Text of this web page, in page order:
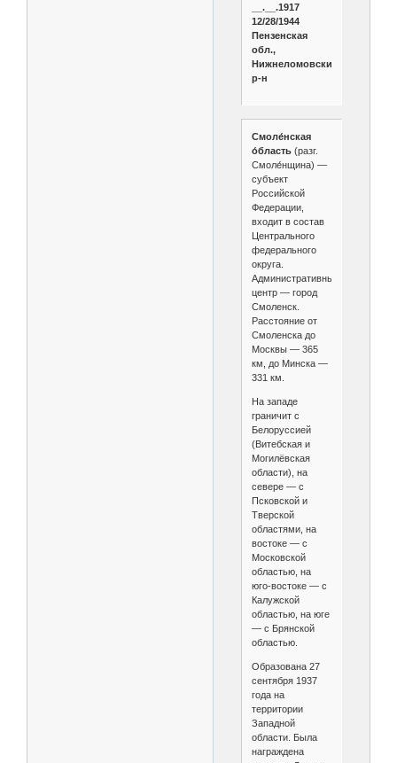
__.__.1917
12/28/1944
Пензенская
обл.,
Нижнеломовский
р-н
Смоле́нская
о́бласть(разг.
Смоле́нщина) —
субъект
Российской
Федерации,
входит в состав
Центрального
федерального
округа.
Административный
центр — город
Смоленск.
Расстояние от
Смоленска до
Москвы — 365
км, до Минска —
331 км.
На западе
граничит с
Белоруссией
(Витебская и
Могилёвская
области), на
севере — с
Псковской и
Тверской
областями, на
востоке — с
Московской
областью, на
юго-востоке — с
Калужской
областью, на юге
— с Брянской
областью.
Образована 27
сентября 1937
года на
территории
Западной
области. Была
награждена